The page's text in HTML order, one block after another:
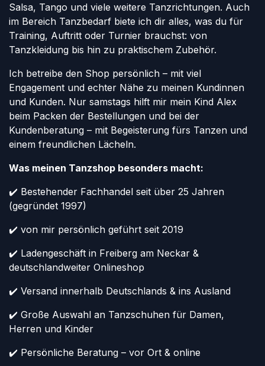
Salsa, Tango und viele weitere Tanzrichtungen. Auch
im Bereich Tanzbedarf biete ich dir alles, was du für
Training, Auftritt oder Turnier brauchst: von
Tanzkleidung bis hin zu praktischem Zubehör.
Ich betreibe den Shop persönlich – mit viel
Engagement und echter Nähe zu meinen Kundinnen
und Kunden. Nur samstags hilft mir mein Kind Alex
beim Packen der Bestellungen und bei der
Kundenberatung – mit Begeisterung fürs Tanzen und
einem freundlichen Lächeln.
Was meinen Tanzshop besonders macht:
✔️ Bestehender Fachhandel seit über 25 Jahren
(gegründet 1997)
✔️ von mir persönlich geführt seit 2019
✔️ Ladengeschäft in Freiberg am Neckar &
deutschlandweiter Onlineshop
✔️ Versand innerhalb Deutschlands & ins Ausland
✔️ Große Auswahl an Tanzschuhen für Damen,
Herren und Kinder
✔️ Persönliche Beratung – vor Ort & online